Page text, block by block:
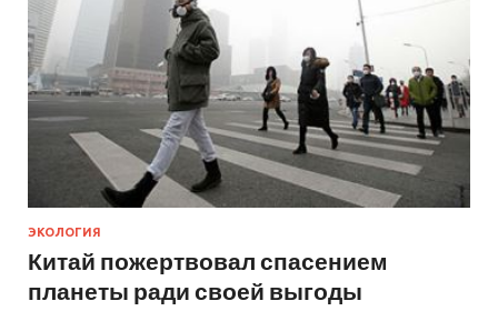
ЭКОЛОГИЯ
Китай пожертвовал спасением
планеты ради своей выгоды